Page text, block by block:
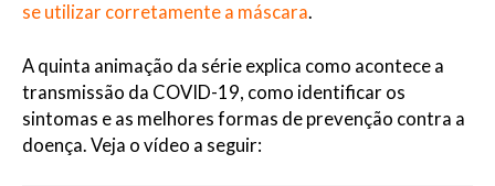
se utilizar corretamente a máscara.
A quinta animação da série explica como acontece a
transmissão da COVID-19, como identificar os
sintomas e as melhores formas de prevenção contra a
doença. Veja o vídeo a seguir: